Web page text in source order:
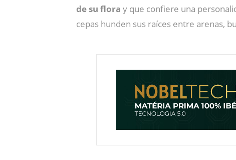
de su flora y que confiere una
cepas hunden sus raíces entre arenas,